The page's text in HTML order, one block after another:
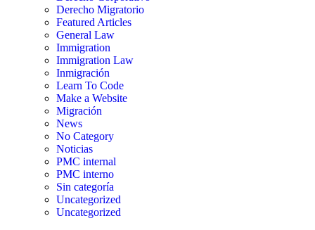
Derecho Migratorio
Featured Articles
General Law
Immigration
Immigration Law
Inmigración
Learn To Code
Make a Website
Migración
News
No Category
Noticias
PMC internal
PMC interno
Sin categoría
Uncategorized
Uncategorized